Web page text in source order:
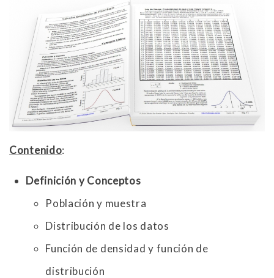
Contenido:
Definición y Conceptos
Población y muestra
Distribución de los datos
Función de densidad y función de
distribución